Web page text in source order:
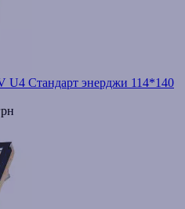
U4 Стандарт энерджи 114*140